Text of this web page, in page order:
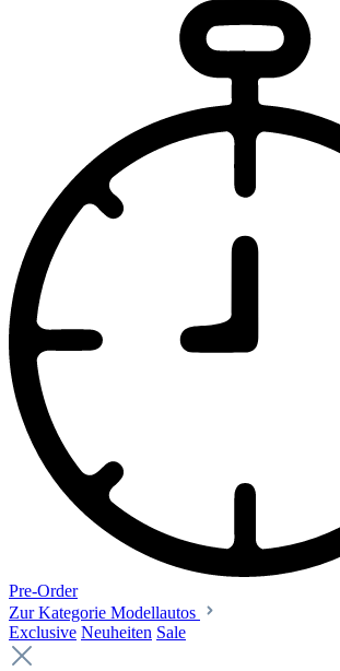
Pre-Order
Zur Kategorie Modellautos
Exclusive Neuheiten Sale